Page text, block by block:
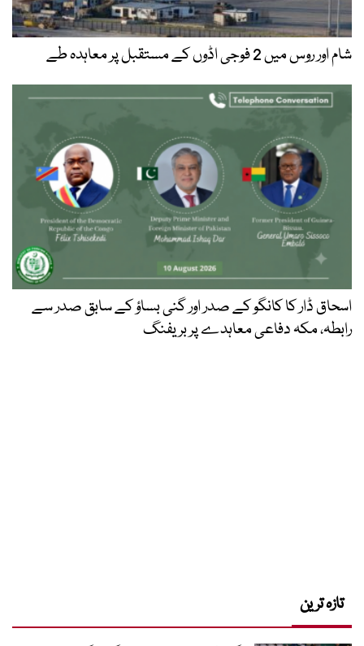
شام اور روس میں 2 فوجی اڈوں کے مستقبل پر معاہدہ طے
اسحاق ڈار کا کانگو کے صدر اور گنی بساؤ کے سابق صدر سے
رابطہ، مکہ دفاعی معاہدے پر بریفنگ
تازہ ترین